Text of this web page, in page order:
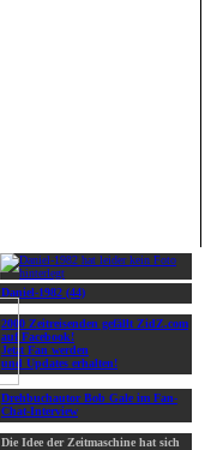
Daniel-1982 (44)
2000 Zeitreisenden gefällt ZidZ.com
auf Facebook!
Jetzt Fan werden
und Updates erhalten!
Drehbuchautor Bob Gale im Fan-
Chat-Interview
Die Idee der Zeitmaschine hat sich